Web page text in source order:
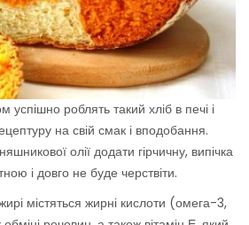
успішно роблять такий хліб в печі і
на свій смак і вподобання.
олії додати гірчичну, випічка
і довго не буде черствіти.
містяться жирні кислоти (омега-3,